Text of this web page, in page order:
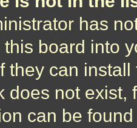
has
board into
they can
does not exist,
can be